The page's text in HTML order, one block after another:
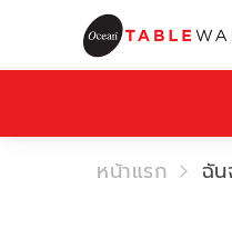
หน้าแรก ฉัน